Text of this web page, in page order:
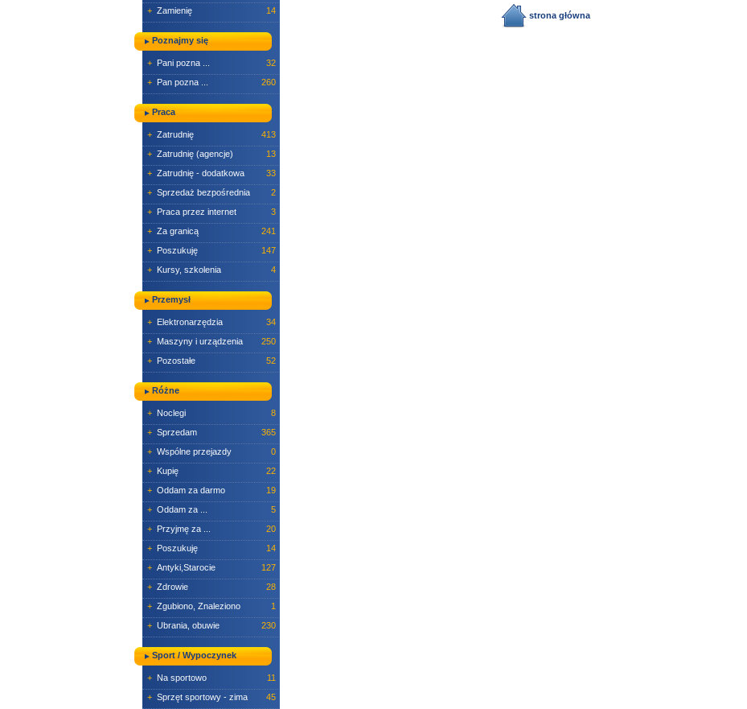
+ Zamienię 14
Poznajmy się
+ Pani pozna ...
32
+ Pan pozna ... 260
Praca
+ Zatrudnię
413
+ Zatrudnię (agencje)
13
+ Zatrudnię - dodatkowa
33
+ Sprzedaż bezpośrednia
2
+ Praca przez internet
3
+ Za granicą
241
+ Poszukuję
147
+ Kursy, szkolenia 4
Przemysł
+ Elektronarzędzia
34
+ Maszyny i urządzenia
250
+ Pozostałe 52
Różne
+ Noclegi
8
+ Sprzedam
365
+ Wspólne przejazdy
0
+ Kupię
22
+ Oddam za darmo
19
+ Oddam za ...
5
+ Przyjmę za ...
20
+ Poszukuję
14
+ Antyki,Starocie
127
+ Zdrowie
28
+ Zgubiono, Znaleziono
1
+ Ubrania, obuwie 230
Sport / Wypoczynek
+ Na sportowo
11
+ Sprzęt sportowy - zima
45
strona główna